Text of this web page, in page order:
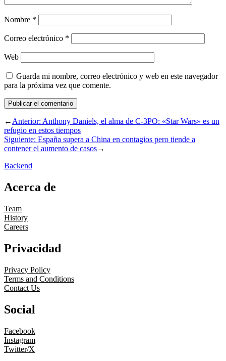
Nombre *
Correo electrónico *
Web
Guarda mi nombre, correo electrónico y web en este navegador
para la próxima vez que comente.
←Anterior: Anthony Daniels, el alma de C-3PO: «Star Wars» es un
refugio en estos tiempos
Siguiente: España supera a China en contagios pero tiende a
contener el aumento de casos→
Backend
Acerca de
Team
History
Careers
Privacidad
Privacy Policy
Terms and Conditions
Contact Us
Social
Facebook
Instagram
Twitter/X